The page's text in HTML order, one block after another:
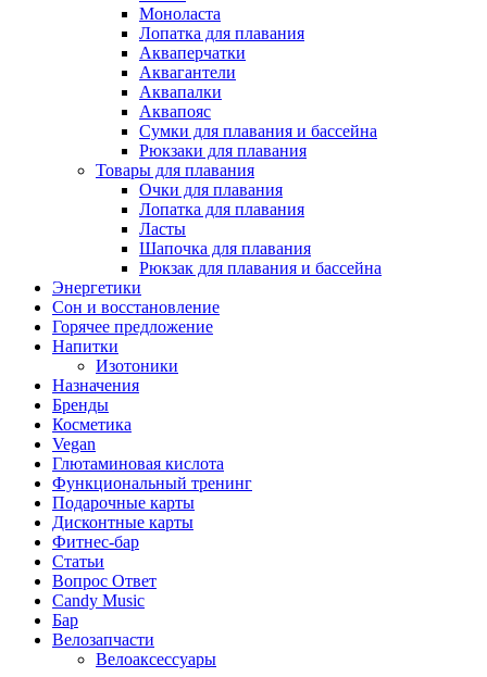
Моноласта
Лопатка для плавания
Акваперчатки
Аквагантели
Аквапалки
Аквапояс
Сумки для плавания и бассейна
Рюкзаки для плавания
Товары для плавания
Очки для плавания
Лопатка для плавания
Ласты
Шапочка для плавания
Рюкзак для плавания и бассейна
Энергетики
Сон и восстановление
Горячее предложение
Напитки
Изотоники
Назначения
Бренды
Косметика
Vegan
Глютаминовая кислота
Функциональный тренинг
Подарочные карты
Дисконтные карты
Фитнес-бар
Статьи
Вопрос Ответ
Candy Music
Бар
Велозапчасти
Велоаксессуары